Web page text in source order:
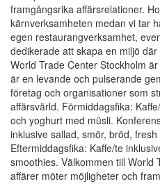
framgångsrika affärsrelationer.
kärnverksamheten medan vi tar
egen restaurangverksamhet,
dedikerade att skapa en miljö
World Trade Center Stockholm
är en levande och pulserande
företag och organisationer som
affärsvärld. Förmiddagsfika:
och yoghurt med müsli.
inklusive sallad, smör, bröd,
Eftermiddagsfika: Kaffe/te
smoothies. Välkommen till World
affärer möter möjligheter och